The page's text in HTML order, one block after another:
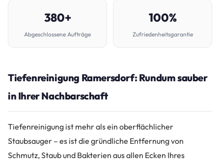
380+
Abgeschlossene Aufträge
100%
Zufriedenheitsgarantie
Tiefenreinigung Ramersdorf: Rundum sauber
in Ihrer Nachbarschaft
Tiefenreinigung ist mehr als ein oberflächlicher
Staubsauger – es ist die gründliche Entfernung von
Schmutz, Staub und Bakterien aus allen Ecken Ihres